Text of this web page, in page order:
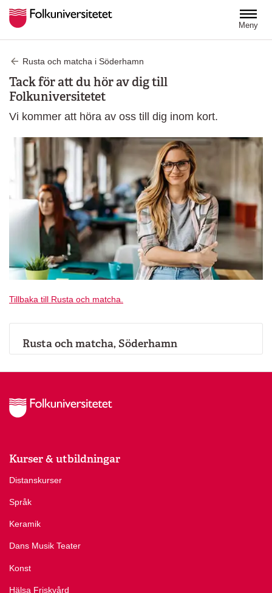
Meny
Rusta och matcha i Söderhamn
Tack för att du hör av dig till
Folkuniversitetet
Vi kommer att höra av oss till dig inom kort.
Tillbaka till Rusta och matcha.
Rusta och matcha, Söderhamn
Kurser & utbildningar
Distanskurser
Språk
Keramik
Dans Musik Teater
Konst
Hälsa Friskvård